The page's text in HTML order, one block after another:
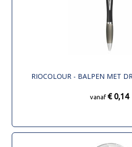
RIOCOLOUR - BALPEN MET
vanaf € 0,14